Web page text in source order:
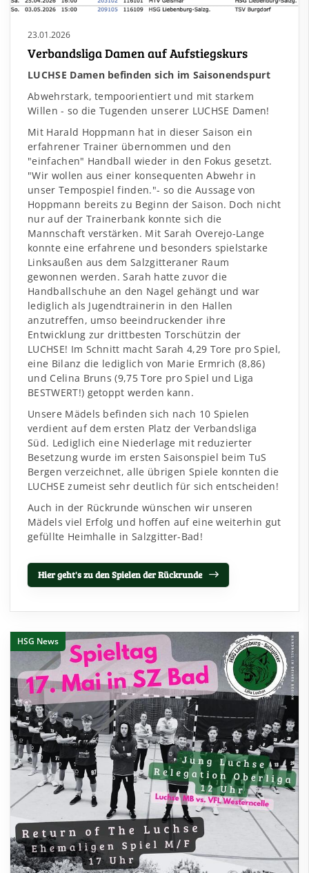
23.01.2026
Verbandsliga Damen auf Aufstiegskurs
LUCHSE Damen befinden sich im Saisonendspurt
Abwehrstark, tempoorientiert und mit starkem
Willen - so die Tugenden unserer LUCHSE Damen!
Mit Harald Hoppmann hat in dieser Saison ein
erfahrener Trainer übernommen und den
"einfachen" Handball wieder in den Fokus gesetzt.
"Wir wollen aus einer konsequenten Abwehr in
unser Tempospiel finden."- so die Aussage von
Hoppmann bereits zu Beginn der Saison. Doch nicht
nur auf der Trainerbank konnte sich die
Mannschaft verstärken. Mit Sarah Overejo-Lange
konnte eine erfahrene und besonders spielstarke
Linksaußen aus dem Salzgitteraner Raum
gewonnen werden. Sarah hatte zuvor die
Handballschuhe an den Nagel gehängt und war
lediglich als Jugendtrainerin in den Hallen
anzutreffen, umso beeindruckender ihre
Entwicklung zur drittbesten Torschützin der
LUCHSE! Im Schnitt macht Sarah 4,29 Tore pro Spiel,
eine Bilanz die lediglich von Marie Ermrich (8,86)
und Celina Bruns (9,75 Tore pro Spiel und Liga
BESTWERT!) getoppt werden kann.
Unsere Mädels befinden sich nach 10 Spielen
verdient auf dem ersten Platz der Verbandsliga
Süd. Lediglich eine Niederlage mit reduzierter
Besetzung wurde im ersten Saisonspiel beim TuS
Bergen verzeichnet, alle übrigen Spiele konnten die
LUCHSE zumeist sehr deutlich für sich entscheiden!
Auch in der Rückrunde wünschen wir unseren
Mädels viel Erfolg und hoffen auf eine weiterhin gut
gefüllte Heimhalle in Salzgitter-Bad!
Hier geht's zu den Spielen der Rückrunde
HSG News